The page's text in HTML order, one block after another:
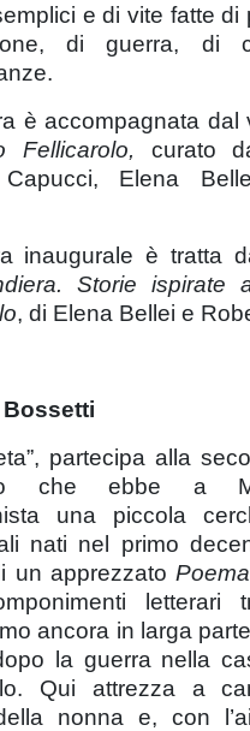
e di vite fatte di
di guerra, di
è accompagnata dal
Fellicarolo, curato
Elena
inaugurale è tratta
Storie ispirate
, di Elena Bellei e
partecipa alla
che ebbe a
una piccola
nati nel primo
un apprezzato
letterari
ancora in larga
la guerra nella
Qui attrezza a
nonna e, con